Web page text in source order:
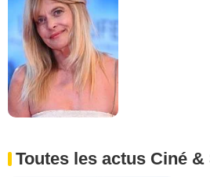
Toutes les actus Ciné &